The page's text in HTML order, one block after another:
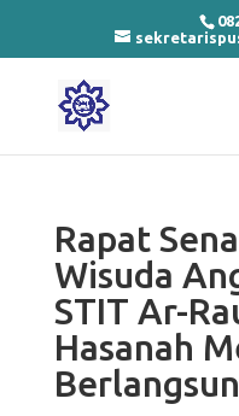
Rapat
Wisuda
STIT Ar-
Hasanah